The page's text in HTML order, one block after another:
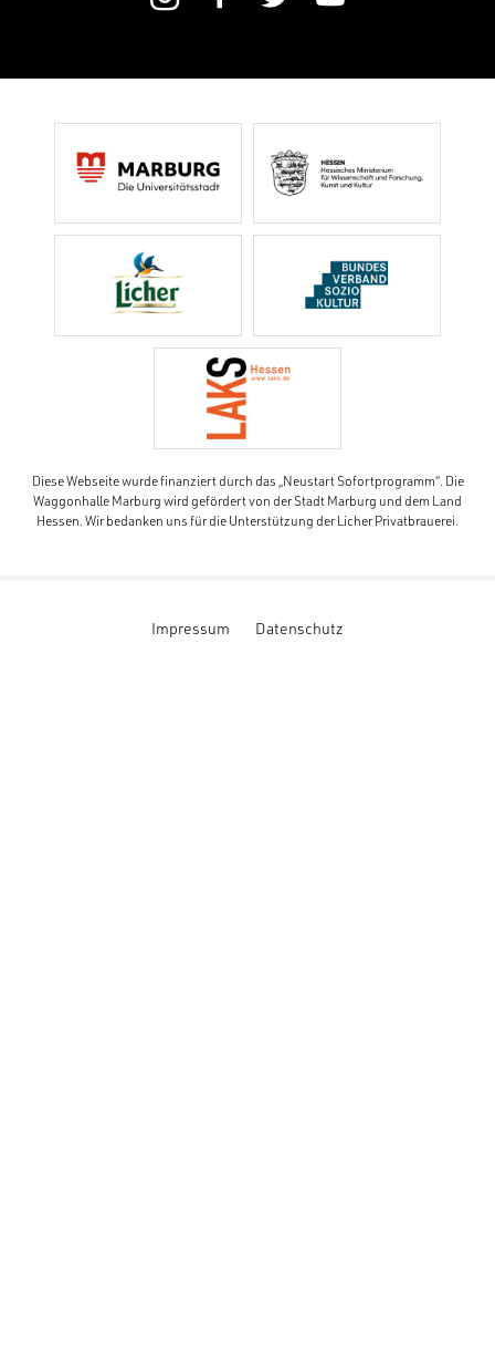
Diese Webseite wurde finanziert durch das „Neustart Sofortprogramm“. Die
Waggonhalle Marburg wird gefördert von der Stadt Marburg und dem Land
Hessen. Wir bedanken uns für die Unterstützung der Licher Privatbrauerei.
Impressum Datenschutz